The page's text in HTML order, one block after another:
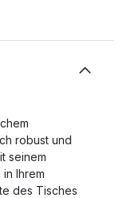
robust und
seinem
Ihrem
des Tisches